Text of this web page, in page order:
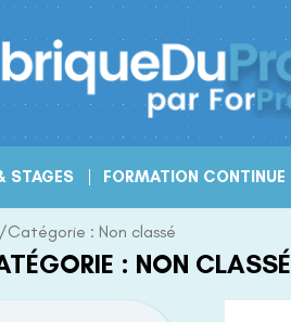
STAGES FORMATION CONTINUE
/Catégorie : Non classé
: NON CLASSÉ